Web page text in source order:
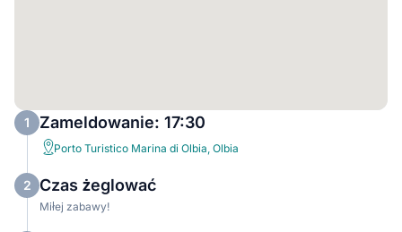
1 Zameldowanie: 17:30
Porto Turistico Marina di Olbia, Olbia
2 Czas żeglować
Miłej zabawy!